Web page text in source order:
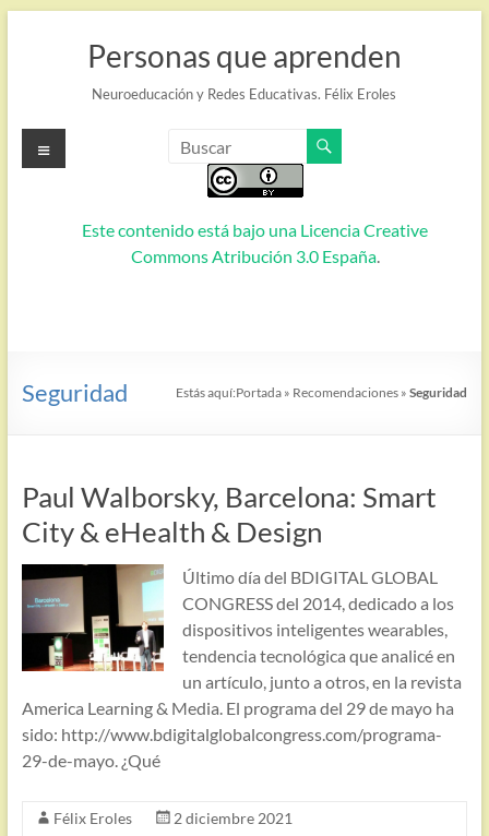
Personas que aprenden
Neuroeducación y Redes Educativas. Félix Eroles
Este contenido está bajo una Licencia Creative
Commons Atribución 3.0 España.
Menú
Seguridad Estás aquí:Portada » Recomendaciones »Seguridad
Paul Walborsky, Barcelona: Smart
City & eHealth & Design
Último día del BDIGITAL GLOBAL
CONGRESS del 2014, dedicado a los
dispositivos inteligentes wearables,
tendencia tecnológica que analicé en
un artículo, junto a otros, en la revista
America Learning & Media. El programa del 29 de mayo ha
sido: http://www.bdigitalglobalcongress.com/programa-
29-de-mayo. ¿Qué
Félix Eroles
2 diciembre 2021